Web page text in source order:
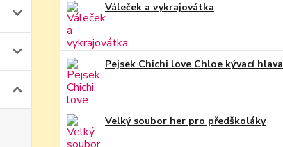
Váleček a vykrajovátka
Pejsek Chichi love Chloe kývací hlava
Velký soubor her pro předškoláky